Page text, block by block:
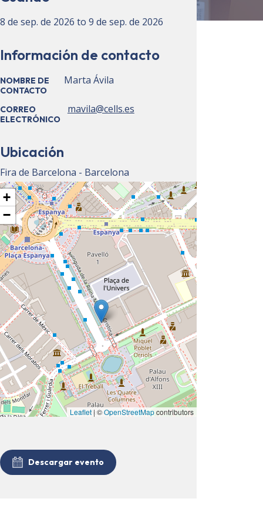
8 de sep. de 2026 to 9 de sep. de 2026
Información de contacto
NOMBRE DE
CONTACTO
Marta Ávila
CORREO
ELECTRÓNICO
mavila@cells.es
Ubicación
Fira de Barcelona - Barcelona
+
−
Leaflet| ©OpenStreetMapcontributors
Descargar evento